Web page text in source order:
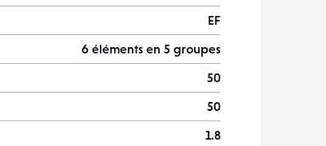
EF
6 éléments en 5 groupes
50
50
1.8